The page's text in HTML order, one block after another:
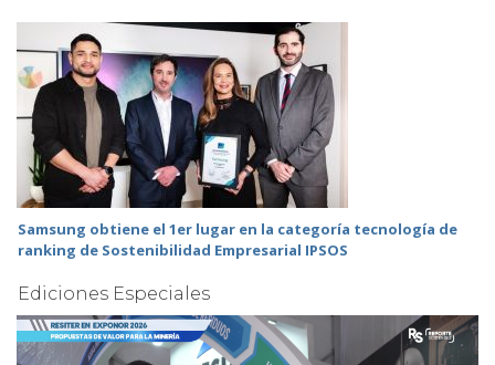
Samsung obtiene el 1er lugar en la categoría tecnología de
ranking de Sostenibilidad Empresarial IPSOS
Ediciones Especiales